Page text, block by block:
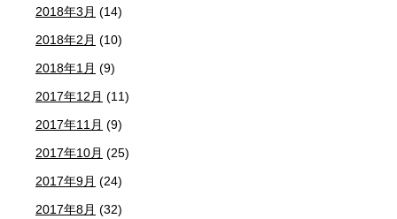
2018年3月 (14)
2018年2月 (10)
2018年1月 (9)
2017年12月 (11)
2017年11月 (9)
2017年10月 (25)
2017年9月 (24)
2017年8月 (32)